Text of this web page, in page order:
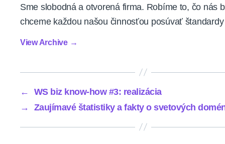
Sme slobodná a otvorená firma. Robíme to, čo nás
chceme každou našou činnosťou posúvať
View Archive →
←
WS biz know-how #3: realizácia
→
Zaujímavé štatistiky a fakty o svetových